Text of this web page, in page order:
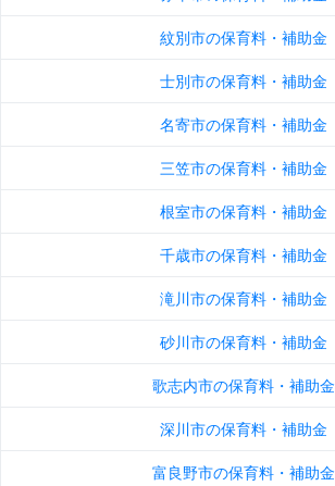
紋別市の保育料・補助金
士別市の保育料・補助金
名寄市の保育料・補助金
三笠市の保育料・補助金
根室市の保育料・補助金
千歳市の保育料・補助金
滝川市の保育料・補助金
砂川市の保育料・補助金
歌志内市の保育料・補助金
深川市の保育料・補助金
富良野市の保育料・補助金